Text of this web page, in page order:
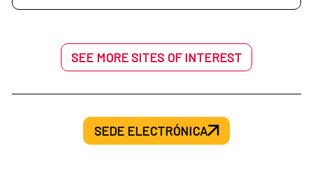
SEE MORE SITES OF INTEREST
SEDE ELECTRÓNICA